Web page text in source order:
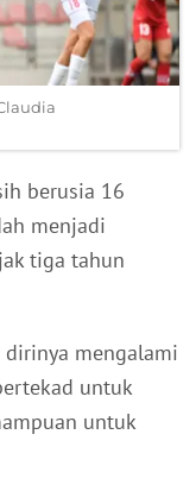
berusia 16
menjadi
tiga tahun
dirinya mengalami
untuk
untuk